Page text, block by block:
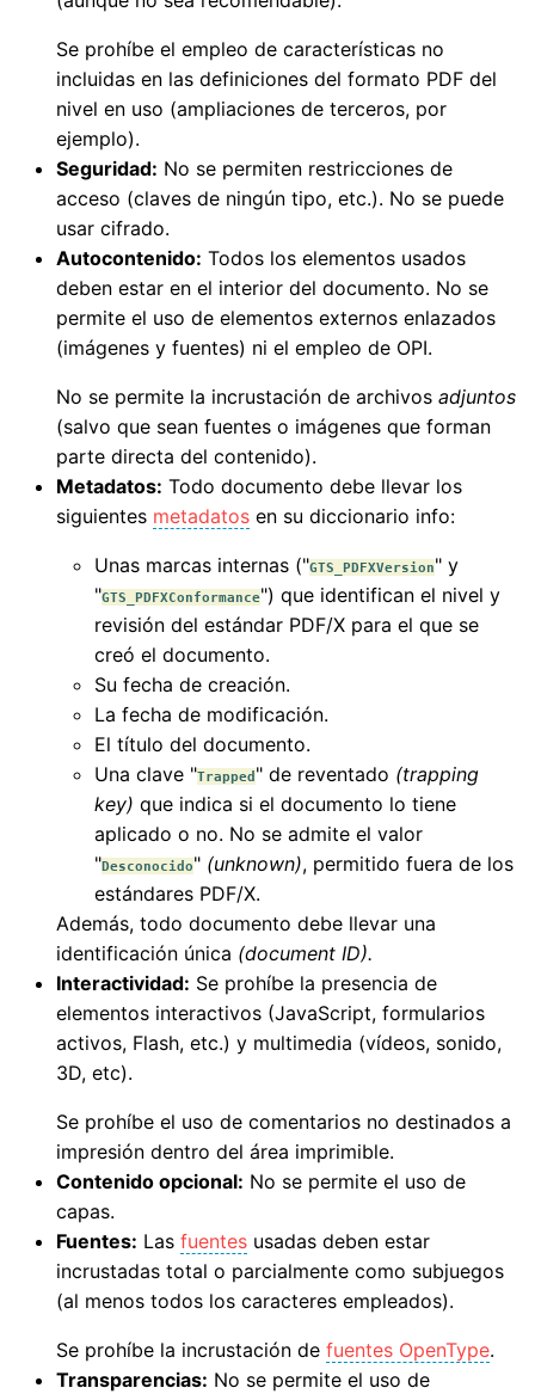
Se prohíbe el empleo de características no
incluidas en las definiciones del formato PDF del
nivel en uso (ampliaciones de terceros, por
ejemplo).
Seguridad: No se permiten restricciones de
acceso (claves de ningún tipo, etc.). No se puede
usar cifrado.
Autocontenido: Todos los elementos usados
deben estar en el interior del documento. No se
permite el uso de elementos externos enlazados
(imágenes y fuentes) ni el empleo de OPI.
No se permite la incrustación de archivos adjuntos
(salvo que sean fuentes o imágenes que forman
parte directa del contenido).
Metadatos: Todo documento debe llevar los
siguientes metadatos en su diccionario info:
Unas marcas internas ("GTS_PDFXVersion" y
"GTS_PDFXConformance") que identifican el nivel y
revisión del estándar PDF/X para el que se
creó el documento.
Su fecha de creación.
La fecha de modificación.
El título del documento.
Una clave "Trapped " de reventado (trapping
key) que indica si el documento lo tiene
aplicado o no. No se admite el valor
"Desconocido" (unknown), permitido fuera de los
estándares PDF/X.
Además, todo documento debe llevar una
identificación única (document ID).
Interactividad: Se prohíbe la presencia de
elementos interactivos (JavaScript, formularios
activos, Flash, etc.) y multimedia (vídeos, sonido,
3D, etc).
Se prohíbe el uso de comentarios no destinados a
impresión dentro del área imprimible.
Contenido opcional: No se permite el uso de
capas.
Fuentes: Las fuentes usadas deben estar
incrustadas total o parcialmente como subjuegos
(al menos todos los caracteres empleados).
Se prohíbe la incrustación de fuentes OpenType.
Transparencias: No se permite el uso de